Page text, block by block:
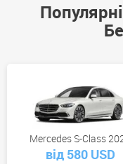
Mercedes S-Class
від 580 USD